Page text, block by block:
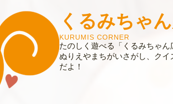
くるみちゃ
KURUMIS CORNER
たのしく遊べる「くるみちゃん
ぬりえやまちがいさがし、ク
だよ！